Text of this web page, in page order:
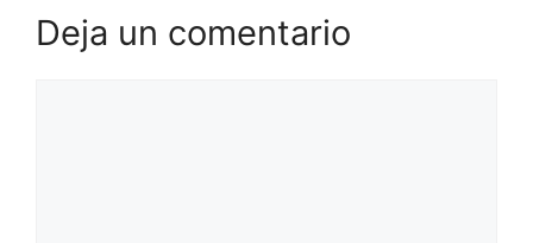
Deja un comentario